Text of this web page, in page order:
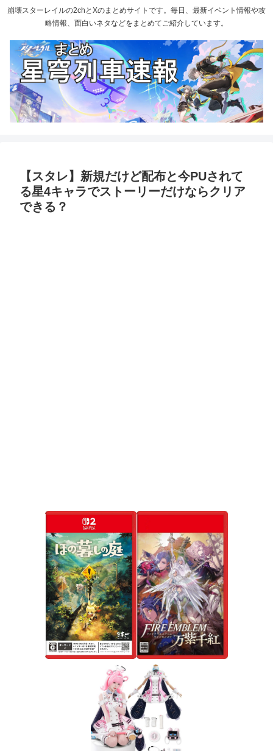
崩壊スターレイルの2chとXのまとめサイトです。毎日、最新イベント情報や攻
略情報、面白いネタなどをまとめてご紹介しています。
【スタレ】新規だけど配布と今PUされて
る星4キャラでストーリーだけならクリア
できる？